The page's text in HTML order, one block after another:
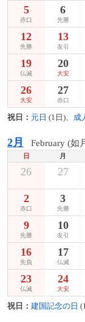
5
赤口
6
先勝
12
先勝
13
友引
19
仏滅
20
大安
26
大安
27
赤口
祝日： 元日 (1日)、 成
2月 February (如
日 月
26 27
2
赤口
3
先勝
9
先勝
10
友引
16
先負
17
仏滅
23
仏滅
24
大安
祝日： 建国記念の日